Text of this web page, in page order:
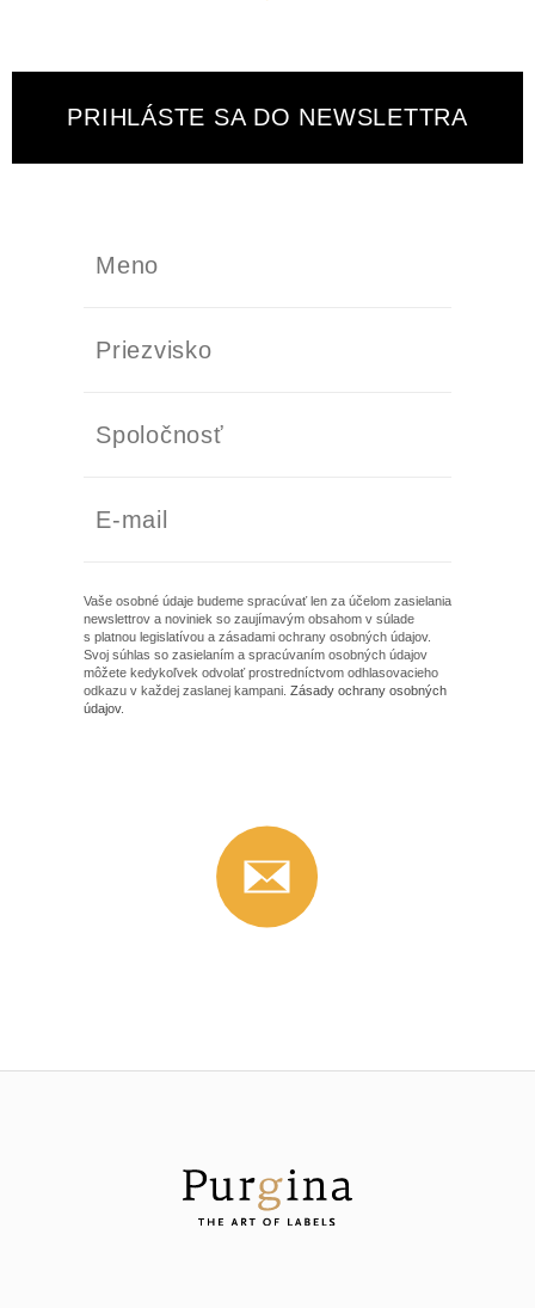
PRIHLÁSTE SA DO NEWSLETTRA
Vaše osobné údaje budeme spracúvať len za účelom zasielania
newslettrov a noviniek so zaujímavým obsahom v súlade
s platnou legislatívou a zásadami ochrany osobných údajov.
Svoj súhlas so zasielaním a spracúvaním osobných údajov
môžete kedykoľvek odvolať prostredníctvom odhlasovacieho
odkazu v každej zaslanej kampani. Zásady ochrany osobných
údajov.